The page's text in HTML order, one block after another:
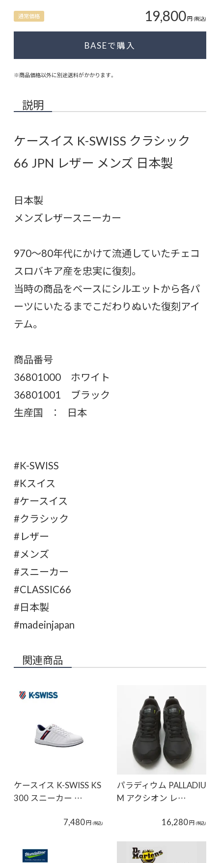
通常価格 19,800円 (税込)
BASEで購入
※商品価格以外に別途送料がかかります。
説明
ケースイス K-SWISS クラシック
66 JPN レザー メンズ 日本製
日本製
メンズレザースニーカー
970～80年代にかけて流通していたチェコ
スロバキア産を忠実に復刻。
当時の商品をベースにシルエットから各パ
ーツにいたるまでこだわりぬいた復刻アイ
テム。
商品番号
36801000 ホワイト
36801001 ブラック
生産国 ： 日本
#K-SWISS
#Kスイス
#ケースイス
#クラシック
#レザー
#メンズ
#スニーカー
#CLASSIC66
#日本製
#madeinjapan
関連商品
ケースイス K-SWISS KS
300 スニーカー …
7,480円 (税込)
パラディウム PALLADIU
M アクシオン レ…
16,280円 (税込)